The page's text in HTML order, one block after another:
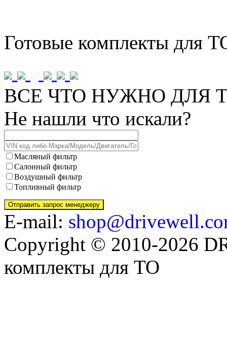
Готовые комплекты для
ВСЕ ЧТО НУЖНО ДЛЯ
Не нашли что искали?
Масляный фильтр
Салонный фильтр
Воздушный фильтр
Топливный фильтр
E-mail:
Copyright © 2010-2026
комплекты для ТО